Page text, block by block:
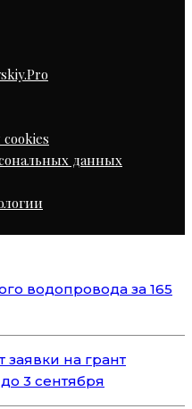
данных
водопровода за 165
на грант
3 сентября